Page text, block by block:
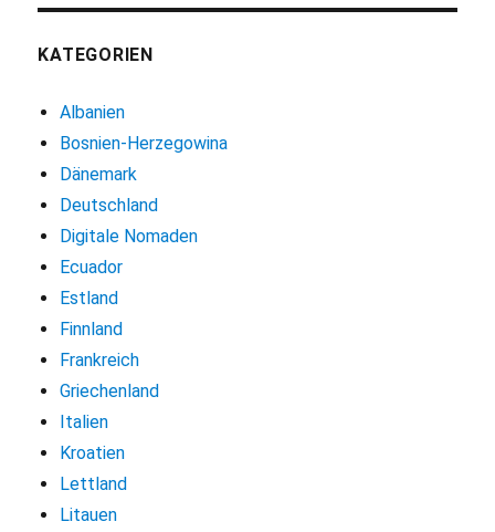
KATEGORIEN
Albanien
Bosnien-Herzegowina
Dänemark
Deutschland
Digitale Nomaden
Ecuador
Estland
Finnland
Frankreich
Griechenland
Italien
Kroatien
Lettland
Litauen